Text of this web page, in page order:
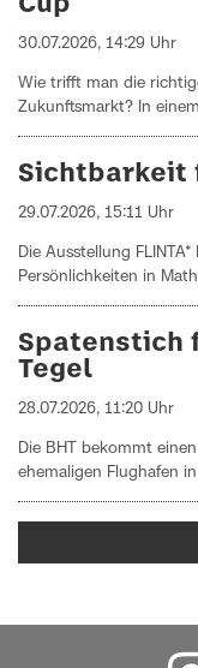
30.07.2026, 14:29 Uhr
Wie trifft man die
Zukunftsmarkt? In
Sichtbarkeit
29.07.2026, 15:11 Uhr
Die Ausstellung
Persönlichkeiten in
Spatenstich
Tegel
28.07.2026, 11:20 Uhr
Die BHT bekommt
ehemaligen Flughafen